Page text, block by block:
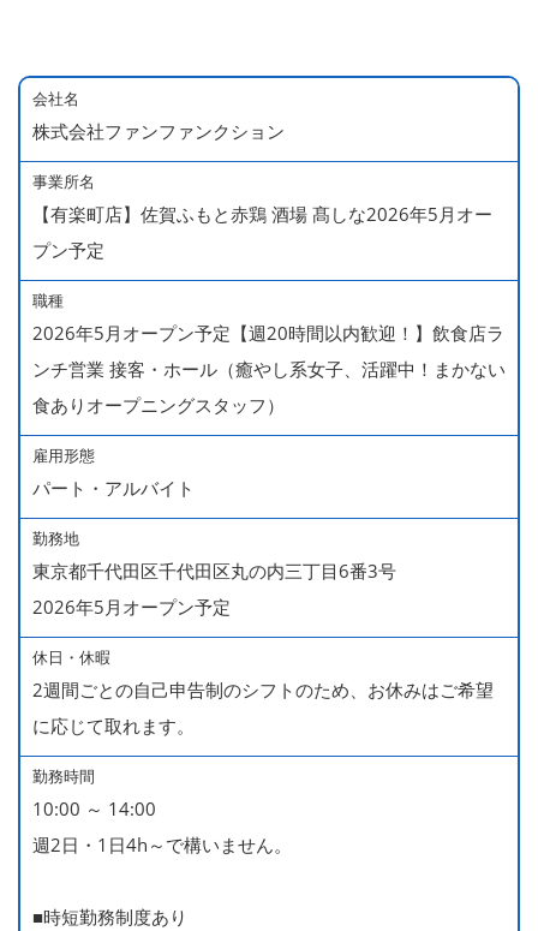
会社名
株式会社ファンファンクション
事業所名
【有楽町店】佐賀ふもと赤鶏 酒場 髙しな2026年5月オー
プン予定
職種
2026年5月オープン予定【週20時間以内歓迎！】飲食店ラ
ンチ営業 接客・ホール（癒やし系女子、活躍中！まかない
食ありオープニングスタッフ）
雇用形態
パート・アルバイト
勤務地
東京都千代田区千代田区丸の内三丁目6番3号
2026年5月オープン予定
休日・休暇
2週間ごとの自己申告制のシフトのため、お休みはご希望
に応じて取れます。
勤務時間
10:00 ～ 14:00
週2日・1日4h～で構いません。
■時短勤務制度あり